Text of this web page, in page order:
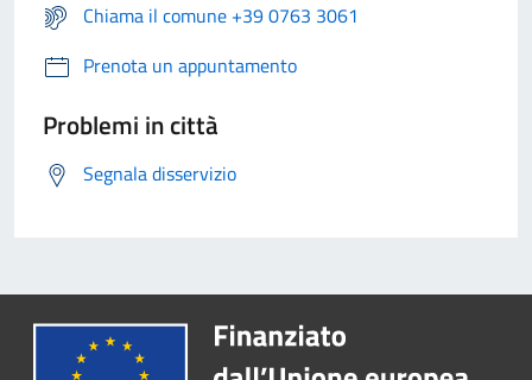
Chiama il comune +39 0763 3061
Prenota un appuntamento
Problemi in città
Segnala disservizio